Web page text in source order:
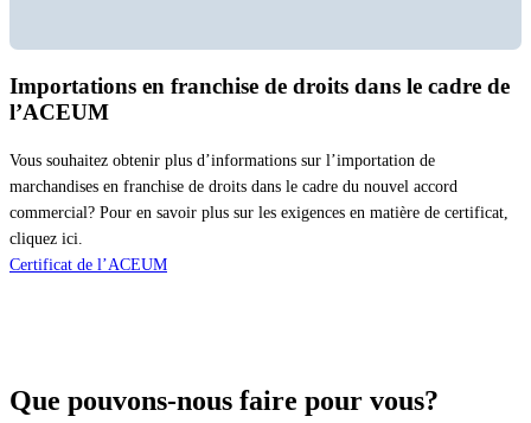
Importations en franchise de droits dans le cadre de
l’ACEUM
Vous souhaitez obtenir plus d’informations sur l’importation de
marchandises en franchise de droits dans le cadre du nouvel accord
commercial? Pour en savoir plus sur les exigences en matière de certificat,
cliquez ici.
Certificat de l’ACEUM
Que pouvons-nous faire pour vous?